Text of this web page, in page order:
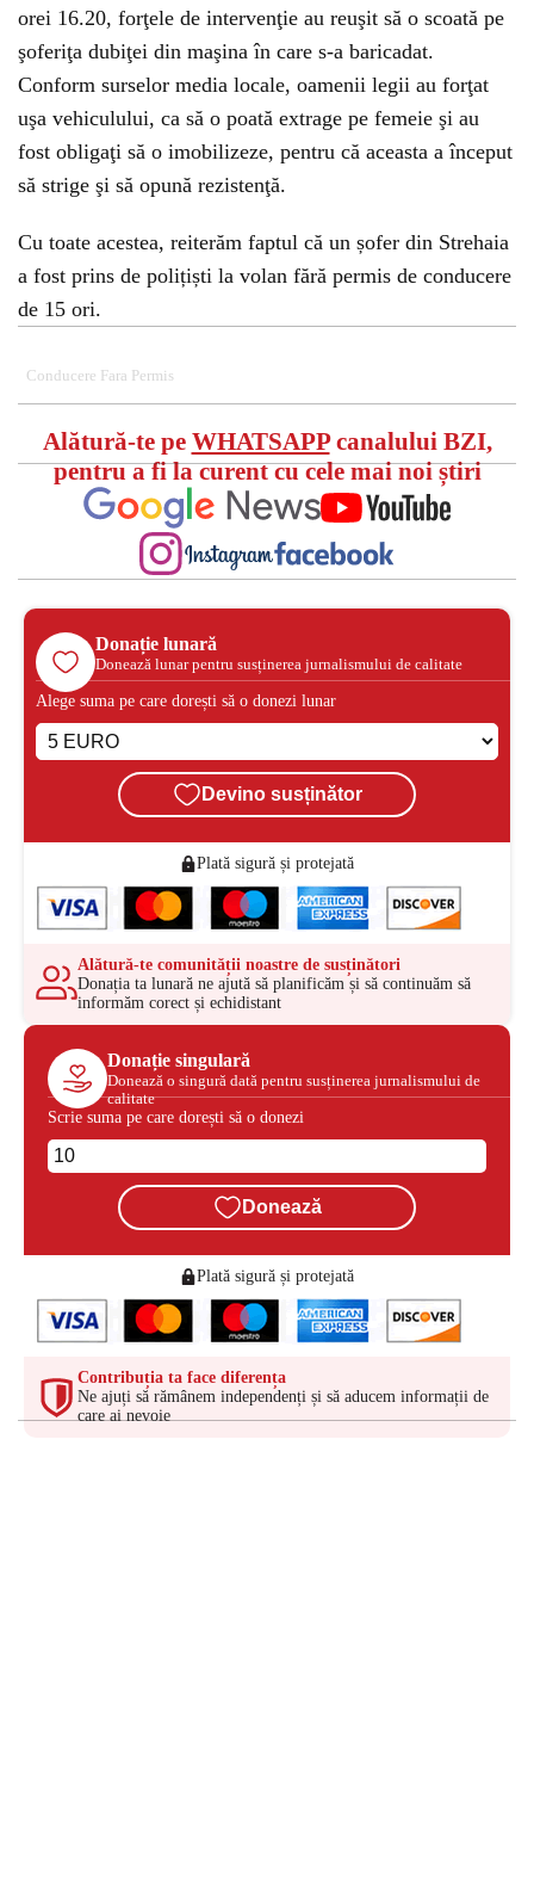
orei 16.20, forţele de intervenţie au reuşit să o scoată pe
şoferiţa dubiţei din maşina în care s-a baricadat.
Conform surselor media locale, oamenii legii au forţat
uşa vehiculului, ca să o poată extrage pe femeie şi au
fost obligaţi să o imobilizeze, pentru că aceasta a început
să strige şi să opună rezistenţă.
Cu toate acestea, reiterăm faptul că un șofer din Strehaia
a fost prins de polițiști la volan fără permis de conducere
de 15 ori.
Conducere Fara Permis
Alătură-te pe WHATSAPPcanalului BZI,
pentru a fi la curent cu cele mai noi știri
Donație lunară
Donează lunar pentru susținerea jurnalismului de calitate
Alege suma pe care dorești să o donezi lunar
Devino susținător
Plată sigură și protejată
Alătură-te comunității noastre de susținători
Donația ta lunară ne ajută să planificăm și să continuăm să
informăm corect și echidistant
Donație singulară
Donează o singură dată pentru susținerea jurnalismului de
calitate
Scrie suma pe care dorești să o donezi
Donează
Plată sigură și protejată
Contribuția ta face diferența
Ne ajuți să rămânem independenți și să aducem informații de
care ai nevoie